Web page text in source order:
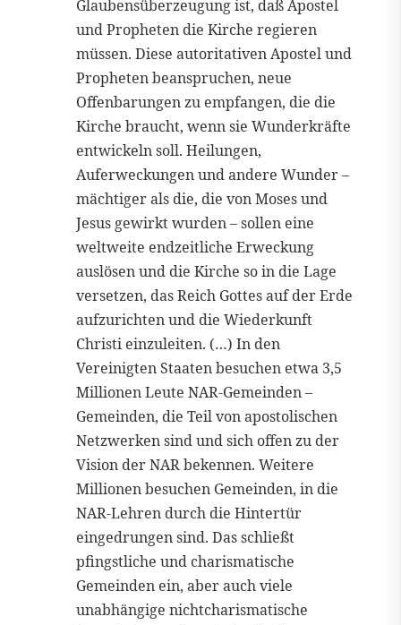
Glaubensüberzeugung ist, daß Apostel
und Propheten die Kirche regieren
müssen. Diese autoritativen Apostel und
Propheten beanspruchen, neue
Offenbarungen zu empfangen, die die
Kirche braucht, wenn sie Wunderkräfte
entwickeln soll. Heilungen,
Auferweckungen und andere Wunder –
mächtiger als die, die von Moses und
Jesus gewirkt wurden – sollen eine
weltweite endzeitliche Erweckung
auslösen und die Kirche so in die Lage
versetzen, das Reich Gottes auf der Erde
aufzurichten und die Wiederkunft
Christi einzuleiten. (…) In den
Vereinigten Staaten besuchen etwa 3,5
Millionen Leute NAR-Gemeinden –
Gemeinden, die Teil von apostolischen
Netzwerken sind und sich offen zu der
Vision der NAR bekennen. Weitere
Millionen besuchen Gemeinden, in die
NAR-Lehren durch die Hintertür
eingedrungen sind. Das schließt
pfingstliche und charismatische
Gemeinden ein, aber auch viele
unabhängige nichtcharismatische